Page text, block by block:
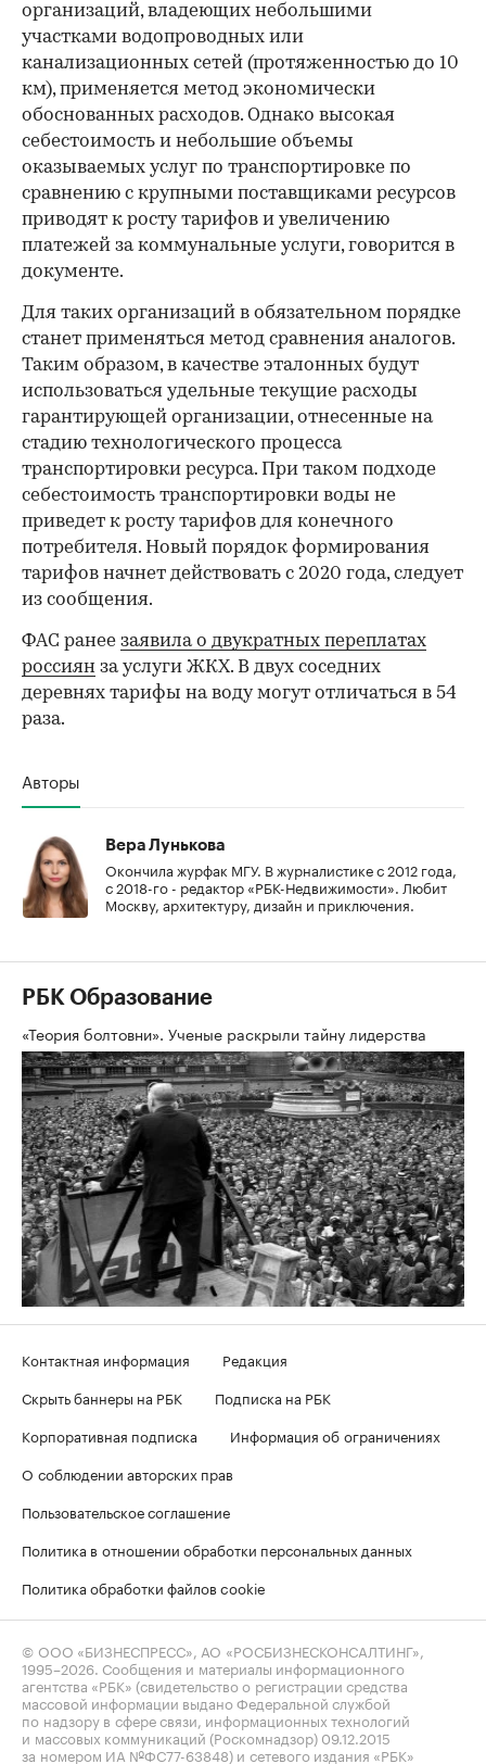
организаций, владеющих небольшими
участками водопроводных или
канализационных сетей (протяженностью до 10
км), применяется метод экономически
обоснованных расходов. Однако высокая
себестоимость и небольшие объемы
оказываемых услуг по транспортировке по
сравнению с крупными поставщиками ресурсов
приводят к росту тарифов и увеличению
платежей за коммунальные услуги, говорится в
документе.
Для таких организаций в обязательном порядке
станет применяться метод сравнения аналогов.
Таким образом, в качестве эталонных будут
использоваться удельные текущие расходы
гарантирующей организации, отнесенные на
стадию технологического процесса
транспортировки ресурса. При таком подходе
себестоимость транспортировки воды не
приведет к росту тарифов для конечного
потребителя. Новый порядок формирования
тарифов начнет действовать с 2020 года, следует
из сообщения.
ФАС ранее заявила о двукратных переплатах
россиян за услуги ЖКХ. В двух соседних
деревнях тарифы на воду могут отличаться в 54
раза.
Авторы
Вера Лунькова
Окончила журфак МГУ. В журналистике с 2012 года,
с 2018-го - редактор «РБК-Недвижимости». Любит
Москву, архитектуру, дизайн и приключения.
РБК Образование
«Теория болтовни». Ученые раскрыли тайну лидерства
Контактная информация
Редакция
Скрыть баннеры на РБК
Подписка на РБК
Корпоративная подписка
Информация об ограничениях
О соблюдении авторских прав
Пользовательское соглашение
Политика в отношении обработки персональных данных
Политика обработки файлов cookie
© ООО «БИЗНЕСПРЕСС», АО «РОСБИЗНЕСКОНСАЛТИНГ»,
1995–2026 . Сообщения и материалы информационного
агентства «РБК» (свидетельство о регистрации средства
массовой информации выдано Федеральной службой
по надзору в сфере связи, информационных технологий
и массовых коммуникаций (Роскомнадзор) 09.12.2015
за номером ИА №ФС77-63848) и сетевого издания «РБК»